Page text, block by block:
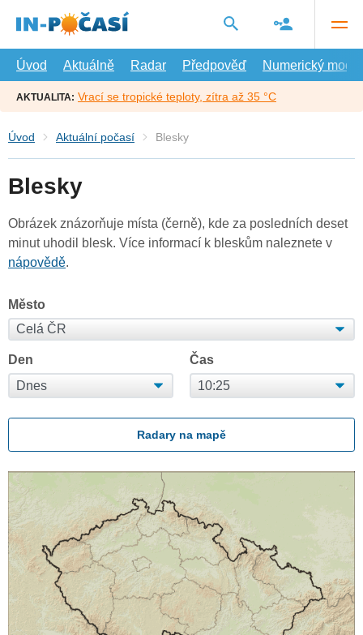
hlavní
Úvod
Aktuálně Radar Předpověď Numerický model
AKTUALITA: Vrací se tropické teploty, zítra až 35 °C
Úvod Aktuální počasí Blesky
Blesky
Obrázek znázorňuje místa (černě), kde za posledních deset
minut uhodil blesk. Více informací k bleskům naleznete v
nápovědě.
Město
Den Čas
Radary na mapě